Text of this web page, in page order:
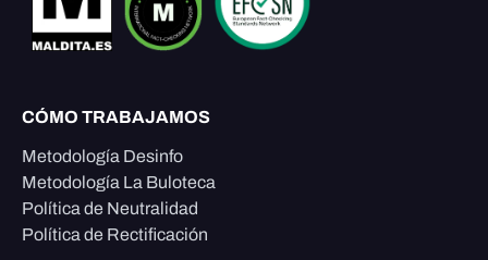
CÓMO TRABAJAMOS
Metodología Desinfo
Metodología La Buloteca
Política de Neutralidad
Política de Rectificación